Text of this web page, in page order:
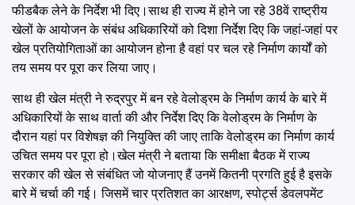
फीडबैक लेने के निर्देश भी दिए।साथ ही राज्य में होने जा रहे 38वें राष्ट्रीय
खेलों के आयोजन के संबंध अधिकारियों को दिशा निर्देश दिए कि जहां-जहां पर
खेल प्रतियोगिताओं का आयोजन होना है वहां पर चल रहे निर्माण कार्यों को
तय समय पर पूरा कर लिया जाए।
साथ ही खेल मंत्री ने रुद्रपुर में बन रहे वेलोड्रम के निर्माण कार्य के बारे में
अधिकारियों के साथ वार्ता की और निर्देश दिए कि वेलोड्रम के निर्माण के
दौरान यहां पर विशेषज्ञ की नियुक्ति की जाए ताकि वेलोड्रम का निर्माण कार्य
उचित समय पर पूरा हो।खेल मंत्री ने बताया कि समीक्षा बैठक में राज्य
सरकार की खेल से संबंधित जो योजनाए हैं उनमें कितनी प्रगति हुई है इसके
बारे में चर्चा की गई। जिसमें चार प्रतिशत का आरक्षण, स्पोर्ट्स डेवलपमेंट